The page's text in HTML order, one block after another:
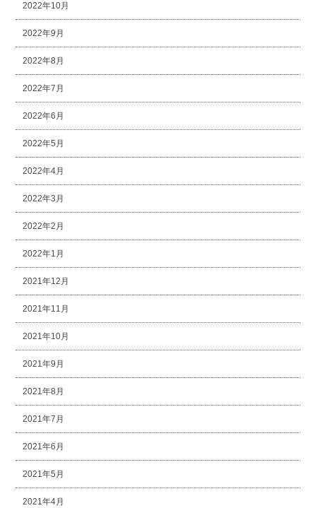
2022年10月
2022年9月
2022年8月
2022年7月
2022年6月
2022年5月
2022年4月
2022年3月
2022年2月
2022年1月
2021年12月
2021年11月
2021年10月
2021年9月
2021年8月
2021年7月
2021年6月
2021年5月
2021年4月